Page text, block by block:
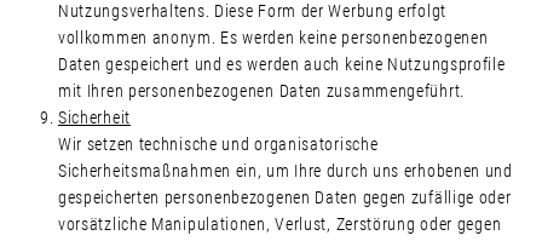
Nutzungsverhaltens. Diese Form der Werbung erfolgt
vollkommen anonym. Es werden keine personenbezogenen
Daten gespeichert und es werden auch keine Nutzungsprofile
mit Ihren personenbezogenen Daten zusammengeführt.
Sicherheit
Wir setzen technische und organisatorische
Sicherheitsmaßnahmen ein, um Ihre durch uns erhobenen und
gespeicherten personenbezogenen Daten gegen zufällige oder
vorsätzliche Manipulationen, Verlust, Zerstörung oder gegen